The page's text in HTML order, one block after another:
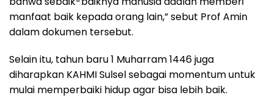
manfaat baik kepada orang lain,” sebut Prof Amin
dalam dokumen tersebut.
Selain itu, tahun baru 1 Muharram 1446 juga
diharapkan KAHMI Sulsel sebagai momentum untuk
mulai memperbaiki hidup agar bisa lebih baik.